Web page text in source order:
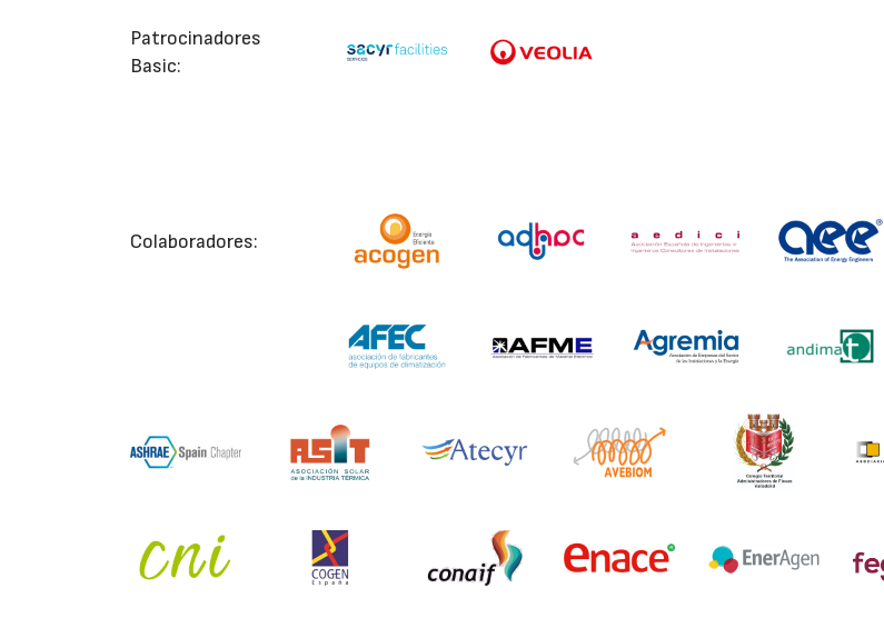
Patrocinadores
Basic:
Colaboradores: